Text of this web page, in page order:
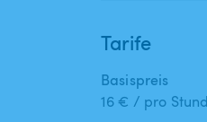
Tarife
Basispreis
16 € / pro